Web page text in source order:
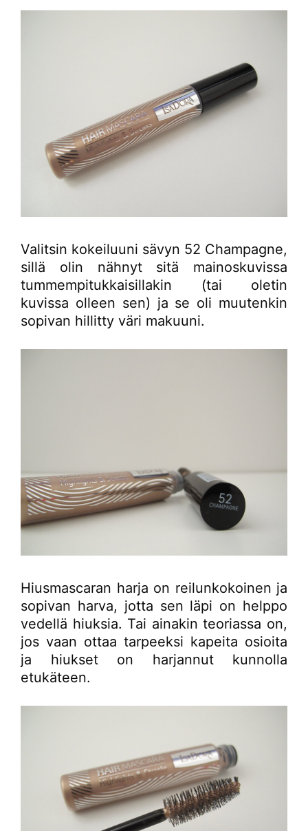
Valitsin kokeiluuni sävyn 52 Champagne,
sillä olin nähnyt sitä mainoskuvissa
tummempitukkaisillakin (tai oletin
kuvissa olleen sen) ja se oli muutenkin
sopivan hillitty väri makuuni.
Hiusmascaran harja on reilunkokoinen ja
sopivan harva, jotta sen läpi on helppo
vedellä hiuksia. Tai ainakin teoriassa on,
jos vaan ottaa tarpeeksi kapeita osioita
ja hiukset on harjannut kunnolla
etukäteen.